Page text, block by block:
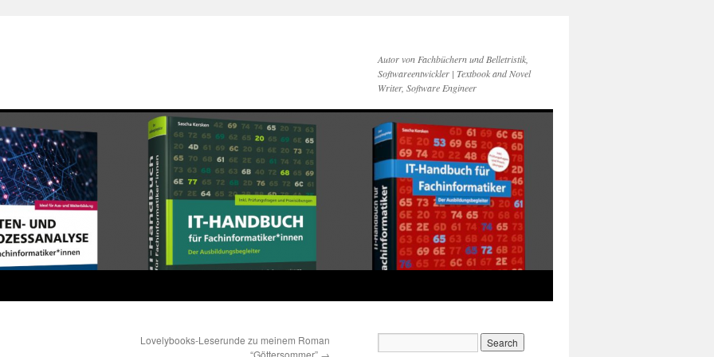
Autor von Fachbüchern und Belletristik,
Softwareentwickler | Textbook and Novel
Writer, Software Engineer
Lovelybooks-Leserunde zu meinem Roman
“Göttersommer” →